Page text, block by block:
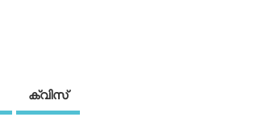
ക്വിസ്